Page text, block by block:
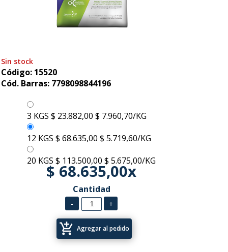
Sin stock
Código: 15520
Cód. Barras: 7798098844196
3 KGS $ 23.882,00 $ 7.960,70/KG
12 KGS $ 68.635,00 $ 5.719,60/KG
20 KGS $ 113.500,00 $ 5.675,00/KG
$ 68.635,00x
Cantidad
add_shopping_cart Agregar al pedido